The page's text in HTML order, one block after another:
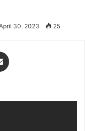
30, 2023 25